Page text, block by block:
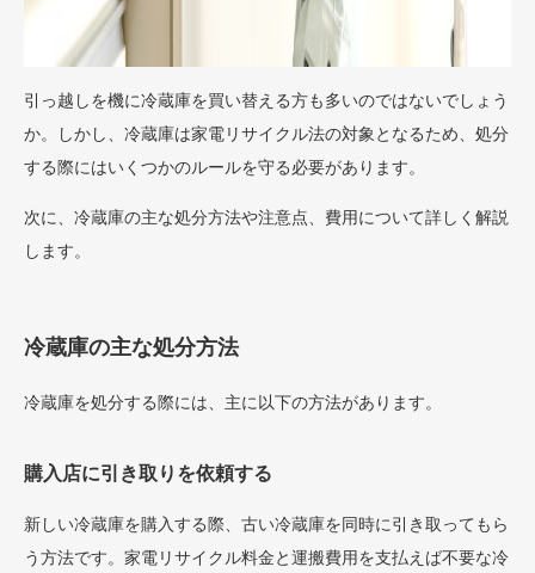
引っ越しを機に冷蔵庫を買い替える方も多いのではないでしょう
か。しかし、冷蔵庫は家電リサイクル法の対象となるため、処分
する際にはいくつかのルールを守る必要があります。
次に、冷蔵庫の主な処分方法や注意点、費用について詳しく解説
します。
冷蔵庫の主な処分方法
冷蔵庫を処分する際には、主に以下の方法があります。
購入店に引き取りを依頼する
新しい冷蔵庫を購入する際、古い冷蔵庫を同時に引き取ってもら
う方法です。家電リサイクル料金と運搬費用を支払えば不要な冷